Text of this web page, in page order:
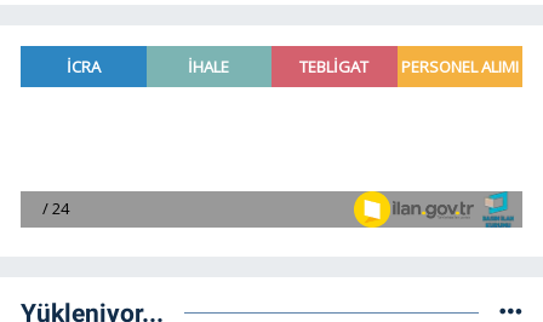
Yükleniyor...